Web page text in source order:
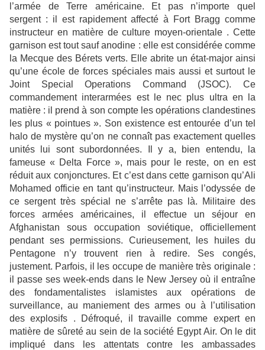
l’armée de Terre américaine. Et pas n’importe quel
sergent : il est rapidement affecté à Fort Bragg comme
instructeur en matière de culture moyen-orientale . Cette
garnison est tout sauf anodine : elle est considérée comme
la Mecque des Bérets verts. Elle abrite un état-major ainsi
qu’une école de forces spéciales mais aussi et surtout le
Joint Special Operations Command (JSOC). Ce
commandement interarmées est le nec plus ultra en la
matière : il prend à son compte les opérations clandestines
les plus « pointues ». Son existence est entourée d’un tel
halo de mystère qu’on ne connaît pas exactement quelles
unités lui sont subordonnées. Il y a, bien entendu, la
fameuse « Delta Force », mais pour le reste, on en est
réduit aux conjonctures. Et c’est dans cette garnison qu’Ali
Mohamed officie en tant qu’instructeur. Mais l’odyssée de
ce sergent très spécial ne s’arrête pas là. Militaire des
forces armées américaines, il effectue un séjour en
Afghanistan sous occupation soviétique, officiellement
pendant ses permissions. Curieusement, les huiles du
Pentagone n’y trouvent rien à redire. Ses congés,
justement. Parfois, il les occupe de manière très originale :
il passe ses week-ends dans le New Jersey où il entraîne
des fondamentalistes islamistes aux opérations de
surveillance, au maniement des armes ou à l’utilisation
des explosifs . Défroqué, il travaille comme expert en
matière de sûreté au sein de la société Egypt Air. On le dit
impliqué dans les attentats contre les ambassades